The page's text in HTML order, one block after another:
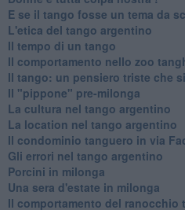
E se il tango fosse un tema da
L'etica del tango argentino
Il tempo di un tango
Il comportamento nello zoo
Il tango: un pensiero triste che
Il "pippone" pre-milonga
La cultura nel tango argentino
La location nel tango argentino
Il condominio tanguero in via
Gli errori nel tango argentino
Porcini in milonga
Una sera d'estate in milonga
Il comportamento del ranocchio